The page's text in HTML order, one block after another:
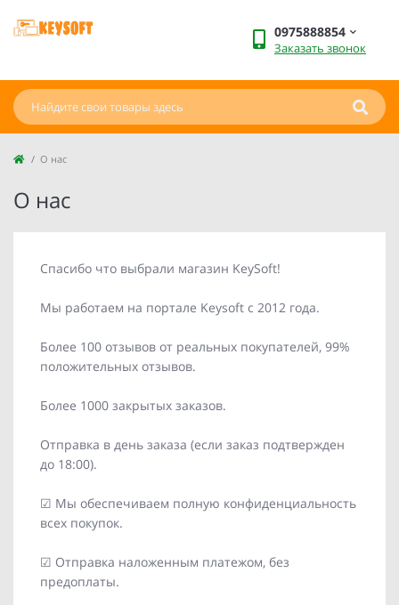
0975888854
Заказать звонок
О нас
О нас
Спасибо что выбрали магазин KeySoft!
Мы работаем на портале Keysoft с 2012 года.
Более 100 отзывов от реальных покупателей, 99%
положительных отзывов.
Более 1000 закрытых заказов.
Отправка в день заказа (если заказ подтвержден
до 18:00).
☑ Мы обеспечиваем полную конфиденциальность
всех покупок.
☑ Отправка наложенным платежом, без
предоплаты.